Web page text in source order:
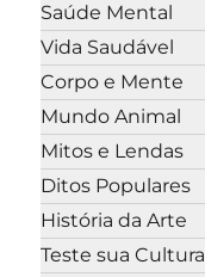
Saúde Mental
Vida Saudável
Corpo e Mente
Mundo Animal
Mitos e Lendas
Ditos Populares
História da Arte
Teste sua Cultura